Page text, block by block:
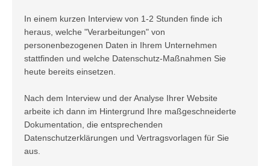
In einem kurzen Interview von 1-2 Stunden finde ich
heraus, welche "Verarbeitungen" von
personenbezogenen Daten in Ihrem Unternehmen
stattfinden und welche Datenschutz-Maßnahmen Sie
heute bereits einsetzen.
Nach dem Interview und der Analyse Ihrer Website
arbeite ich dann im Hintergrund Ihre maßgeschneiderte
Dokumentation, die entsprechenden
Datenschutzerklärungen und Vertragsvorlagen für Sie
aus.